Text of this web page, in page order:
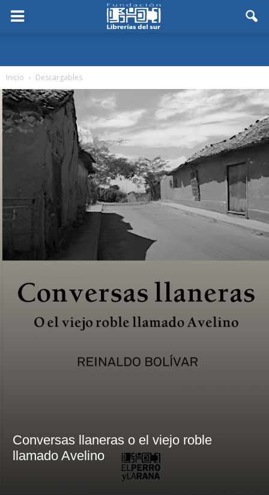
Inicio Descargables
Conversas llaneras o el viejo roble
llamado Avelino